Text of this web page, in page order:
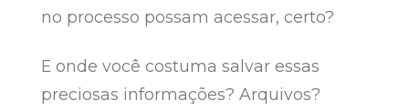
no processo possam acessar, certo?
E onde você costuma salvar essas
preciosas informações? Arquivos?